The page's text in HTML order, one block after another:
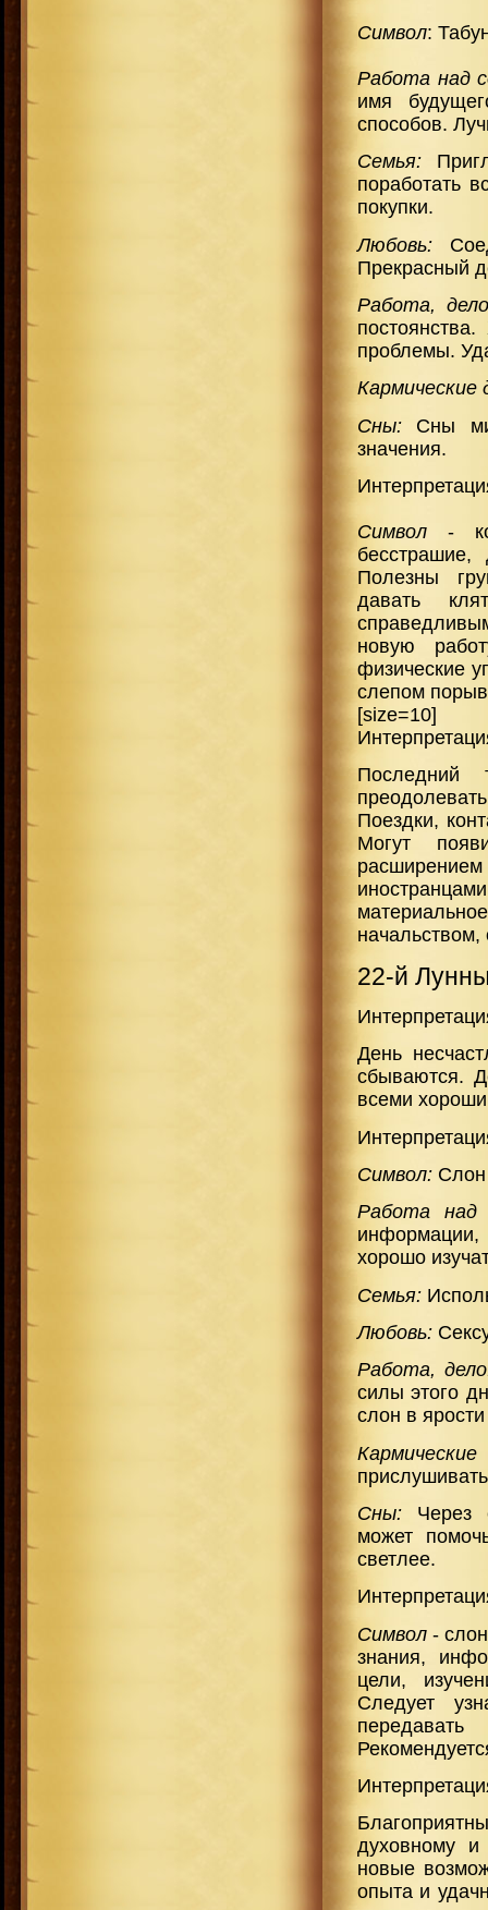
Символ:
Работа над
имя
способов.
Семья:
поработать
покупки.
Любовь:
Прекрасный
Работа,
проблемы.
Кармические
Сны: Сны
значения.
Символ -
бесстрашие,
Полезны
давать
новую
физические
слепом
[size=10]
Последний
Поездки,
Могут
22-й
День
сбываются.
всеми
Символ:
Работа
хорошо
Семья:
Любовь:
Работа,
силы этого
слон в
Сны: Через
может
светлее.
Символ-
знания,
цели,
Следует
духовному и
новые
опыта и